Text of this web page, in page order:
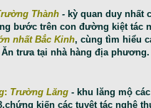
Thành - kỳ quan duy nhất
bước trên con đường kiệt tác
nhất Bắc Kinh, cùng tìm hiểu
trưa tại nhà hàng địa phương.
: Trường Lăng - khu lăng mộ
kiến các tuyệt tác nghệ